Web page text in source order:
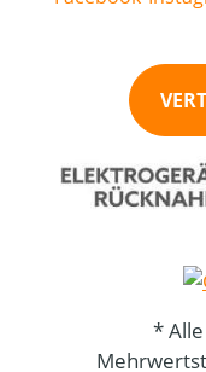
*